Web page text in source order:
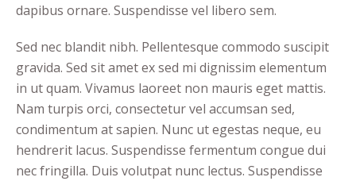
dapibus ornare. Suspendisse vel libero sem.
Sed nec blandit nibh. Pellentesque commodo suscipit
gravida. Sed sit amet ex sed mi dignissim elementum
in ut quam. Vivamus laoreet non mauris eget mattis.
Nam turpis orci, consectetur vel accumsan sed,
condimentum at sapien. Nunc ut egestas neque, eu
hendrerit lacus. Suspendisse fermentum congue dui
nec fringilla. Duis volutpat nunc lectus. Suspendisse